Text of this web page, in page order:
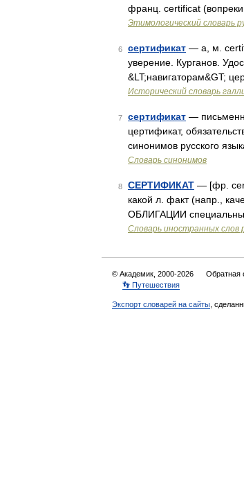
франц. certificat
Этимологический словарь
6 сертификат — а, м.
уверение. Курганов.
&LT;навигаторам&GT;
Исторический словарь
7 сертификат —
цертификат,
синонимов русского
Словарь синонимов
8 СЕРТИФИКАТ — [фр.
какой л. факт (напр.,
ОБЛИГАЦИИ
Словарь иностранных слов
© Академик, 2000-2026 Обратная
👣 Путешествия
Экспорт словарей на сайты ,